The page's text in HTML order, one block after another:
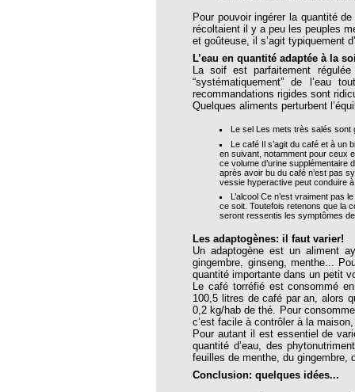
Pour pouvoir ingérer la quantité
récoltaient il y a peu les peuples
et goûteuse, il s’agit typiquement
L’eau en quantité adaptée à la
La soif est parfaitement
“systématiquement” de l’eau
recommandations rigides sont
Quelques aliments perturbent
Le sel Les mets très salés sont
Le café Il s’agit du café et à un
en suivant, notamment pour ceux
ce volume d’urine supplémentaire
après avoir bu du café n’est pas
vessie hyperactive peut conduire à
L’alcool Ce n’est vraiment pas
ce soit. Toutefois retenons que la
seront ressentis les symptômes
Les adaptogènes: il faut varier!
Un adaptogène est un aliment
gingembre, ginseng, menthe...
quantité importante dans un petit
Le café torréfié est consommé
100,5 litres de café par an, alors
0,2 kg/hab de thé. Pour
c’est facile à contrôler à la
Pour autant il est essentiel de
quantité d’eau, des
feuilles de menthe, du gingembre,
Conclusion: quelques idées...